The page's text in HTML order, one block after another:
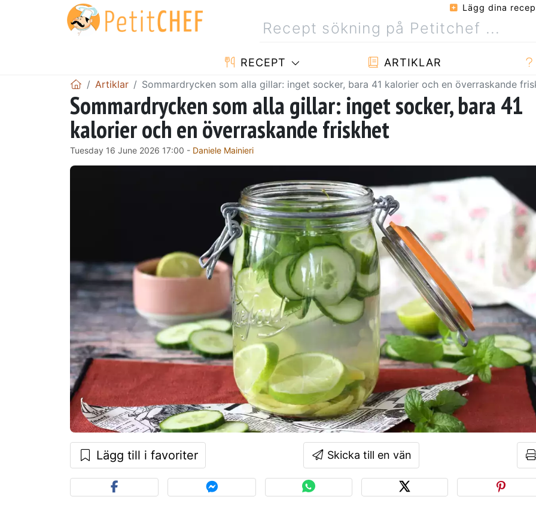
Lägg dina
RECEPT ARTIKLAR
Artiklar Sommardrycken som alla gillar: inget socker, bara 41 kalorier och en överraskande
Sommardrycken som alla gillar: inget socker, bara 41
kalorier och en överraskande friskhet
Tuesday 16 June 2026 17:00 - Daniele Mainieri
Lägg till i favoriter Skicka till en vän